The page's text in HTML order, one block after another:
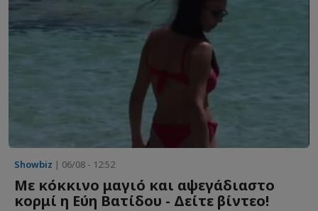
Showbiz | 06/08 - 12:52
Με κόκκινο μαγιό και αψεγάδιαστο
κορμί η Εύη Βατίδου - Δείτε βίντεο!